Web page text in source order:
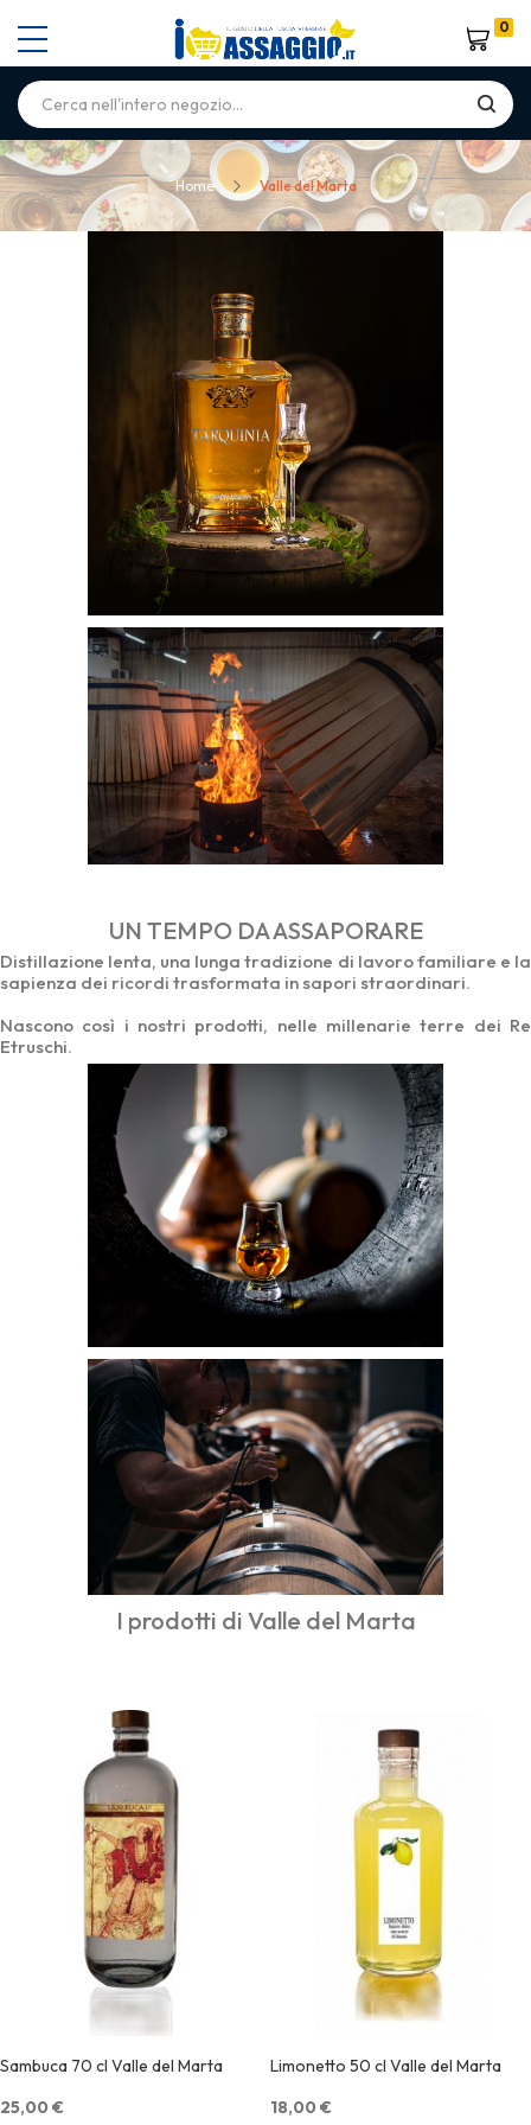
Carrello
0
Home Valle del Marta
UN TEMPO DA ASSAPORARE
Distillazione lenta, una lunga tradizione di lavoro familiare e la
sapienza dei ricordi trasformata in sapori straordinari.
Nascono così i nostri prodotti, nelle millenarie terre dei Re
Etruschi.
I prodotti di Valle del Marta
Sambuca 70 cl Valle del Marta
25,00 €
Limonetto 50 cl Valle del Marta
18,00 €